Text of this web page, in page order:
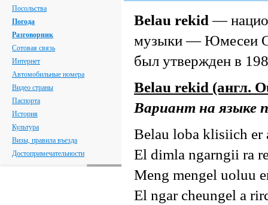
Посольства
Погода
Разговорник
Сотовая связь
Интернет
Автомобильные номера
Видео страны
Паспорта
История
Культура
Визы, правила въезда
Достопримечательности
Belau rekid—
музыки — Юмесеи
был утвержден в
Belau rekid (англ.
Вариант на языке
Belau loba klisiich er
El dimla ngarngii ra
Meng mengel uoluu
El ngar cheungel a